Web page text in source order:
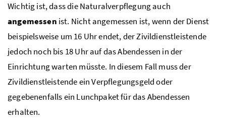
Wichtig ist, dass die Naturalverpflegung auch
angemessen ist. Nicht angemessen ist, wenn der Dienst
beispielsweise um 16 Uhr endet, der Zivildienstleistende
jedoch noch bis 18 Uhr auf das Abendessen in der
Einrichtung warten müsste. In diesem Fall muss der
Zivildienstleistende ein Verpflegungsgeld oder
gegebenenfalls ein Lunchpaket für das Abendessen
erhalten.